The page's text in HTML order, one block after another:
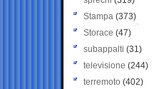
Stampa (373)
Storace (47)
subappalti (31)
televisione(244)
terremoto (402)